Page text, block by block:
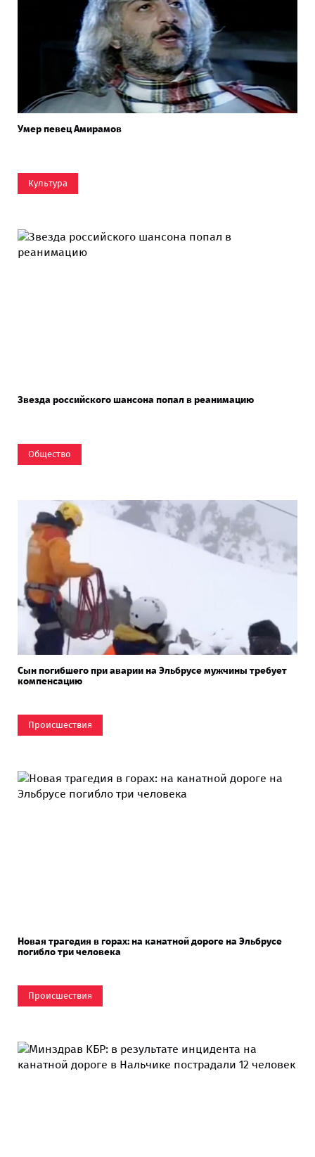
Умер певец Амирамов
Культура
Звезда российского шансона попал в реанимацию
Общество
Сын погибшего при аварии на Эльбрусе мужчины требует
компенсацию
Происшествия
Новая трагедия в горах: на канатной дороге на Эльбрусе
погибло три человека
Происшествия